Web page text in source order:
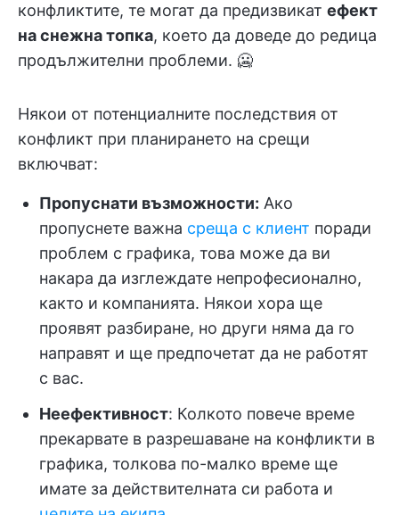
конфликтите, те могат да предизвикат ефект
на снежна топка, което да доведе до редица
продължителни проблеми. 🥶
Някои от потенциалните последствия от
конфликт при планирането на срещи
включват:
Пропуснати възможности: Ако
пропуснете важна среща с клиент поради
проблем с графика, това може да ви
накара да изглеждате непрофесионално,
както и компанията. Някои хора ще
проявят разбиране, но други няма да го
направят и ще предпочетат да не работят
с вас.
Неефективност: Колкото повече време
прекарвате в разрешаване на конфликти в
графика, толкова по-малко време ще
имате за действителната си работа и